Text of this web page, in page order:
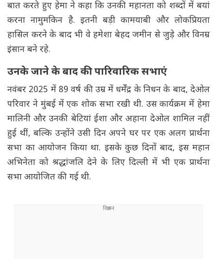
बात करते हुए हेमा ने कहा कि उनकी महानता को शब्दों में बयां
करना नामुमकिन है. इतनी बड़ी कामयाबी और लोकप्रियता
हासिल करने के बाद भी वे हमेशा बेहद जमीन से जुड़े और विनम्र
इंसान बने रहे.
उनके जाने के बाद की पारिवारिक सभाएं
नवंबर 2025 में 89 वर्ष की उम्र में धर्मेंद्र के निधन के बाद, देओल
परिवार ने मुंबई में एक शोक सभा रखी थी. उस कार्यक्रम में हेमा
मालिनी और उनकी बेटियां ईशा और अहाना देओल शामिल नहीं
हुई थीं, बल्कि उन्होंने उसी दिन अपने घर पर एक अलग प्रार्थना
सभा का आयोजन किया था. इसके कुछ दिनों बाद, इस महान
अभिनेता को श्रद्धांजलि देने के लिए दिल्ली में भी एक प्रार्थना
सभा आयोजित की गई थी.